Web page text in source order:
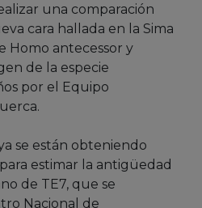
una comparación
cara hallada en la Sima
Homo antecessor y
de la especie
por el Equipo
se están obteniendo
estimar la antigüedad
de TE7, que se
Nacional de